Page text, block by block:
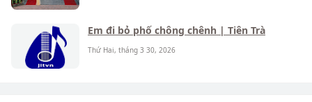
Em đi bỏ phố chông chênh | Tiên Trà
Thứ Hai, tháng 3 30, 2026